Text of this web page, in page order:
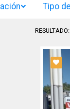
Tipo
RESULTADO: